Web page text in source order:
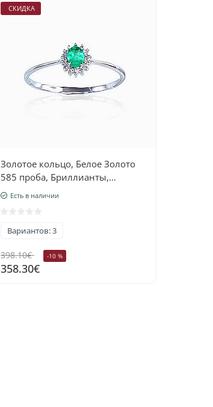
СКИДКА
Золотое кольцо, Белое Золото
585 проба, Бриллианты,
Изумруд
Есть в наличии
Вариантов: 3
398.10€ -10 %
358.30€